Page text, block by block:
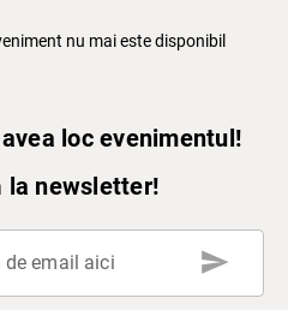
nu mai este disponibil
loc evenimentul!
la newsletter!
email aici send